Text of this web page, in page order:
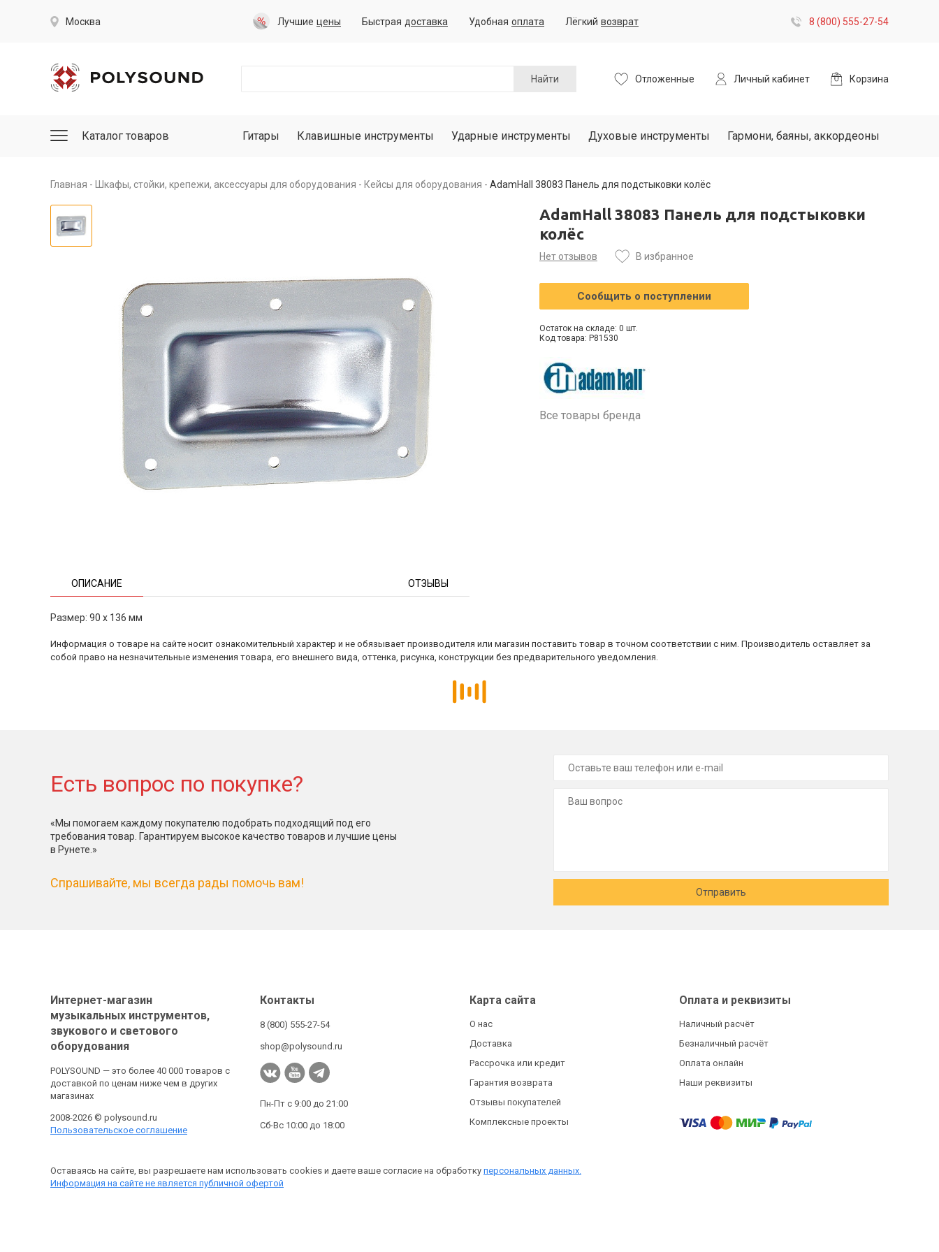
Москва Лучшие цены Быстрая доставка Удобная оплата Лёгкий возврат 8 (800) 555-27-54
Найти Отложенные Личный кабинет Корзина
Каталог товаров Гитары Клавишные инструменты Ударные инструменты Духовые инструменты Гармони, баяны, аккордеоны
Главная Шкафы, стойки, крепежи, аксессуары для оборудования Кейсы для оборудования AdamHall 38083 Панель для подстыковки колёс
ОПИСАНИЕ ОТЗЫВЫ
Размер: 90 x 136 мм
AdamHall 38083 Панель для подстыковки
колёс
Нет отзывов В избранное
Сообщить о поступлении
Остаток на складе: 0 шт.
Код товара: P81530
Все товары бренда
Информация о товаре на сайте носит ознакомительный характер и не обязывает производителя или магазин поставить товар в точном соответствии с ним. Производитель оставляет за
собой право на незначительные изменения товара, его внешнего вида, оттенка, рисунка, конструкции без предварительного уведомления.
Есть вопрос по покупке?
«Мы помогаем каждому покупателю подобрать подходящий под его
требования товар. Гарантируем высокое качество товаров и лучшие цены
в Рунете.»
Спрашивайте, мы всегда рады помочь вам!
Отправить
Интернет-магазин
музыкальных инструментов,
звукового и светового
оборудования
POLYSOUND — это более 40 000 товаров с
доставкой по ценам ниже чем в других
магазинах
2008-2026 © polysound.ru
Пользовательское соглашение
Контакты
8 (800) 555-27-54
shop@polysound.ru
Пн-Пт с 9:00 до 21:00
Сб-Вс 10:00 до 18:00
Карта сайта
О нас
Доставка
Рассрочка или кредит
Гарантия возврата
Отзывы покупателей
Комплексные проекты
Оплата и реквизиты
Наличный расчёт
Безналичный расчёт
Оплата онлайн
Наши реквизиты
Оставаясь на сайте, вы разрешаете нам использовать cookies и даете ваше согласие на обработку персональных данных.
Информация на сайте не является публичной офертой